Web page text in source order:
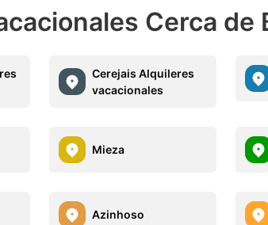
Cerca de
Cerejais Alquileres
vacacionales
Mieza
Azinhoso